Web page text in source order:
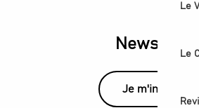
Le
Le
Newsletter
Je m'inscris